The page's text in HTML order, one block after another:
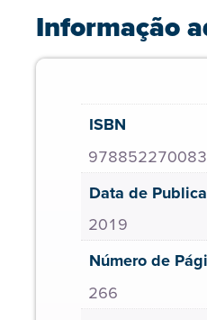
Informação
ISBN
Data de
2019
Número de
266